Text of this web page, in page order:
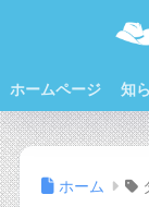
ホームページ 知
ホーム